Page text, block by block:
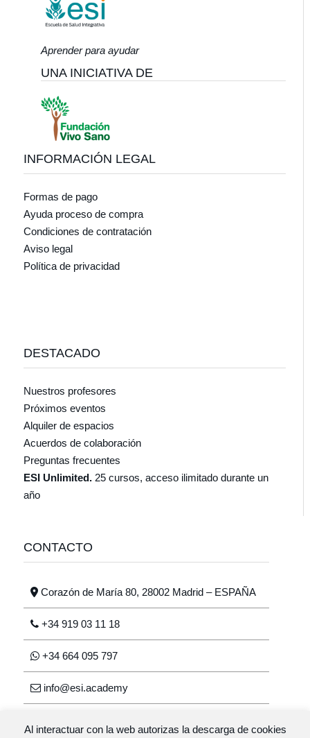
Aprender para ayudar
UNA INICIATIVA DE
INFORMACIÓN LEGAL
Formas de pago
Ayuda proceso de compra
Condiciones de contratación
Aviso legal
Política de privacidad
DESTACADO
Nuestros profesores
Próximos eventos
Alquiler de espacios
Acuerdos de colaboración
Preguntas frecuentes
ESI Unlimited. 25 cursos, acceso ilimitado durante un
año
CONTACTO
Corazón de María 80, 28002 Madrid – ESPAÑA
+34 919 03 11 18
+34 664 095 797
info@esi.academy
Al interactuar con la web autorizas la descarga de cookies